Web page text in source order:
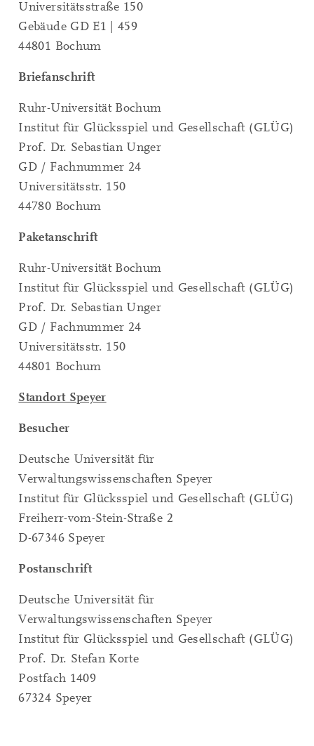
Universitätsstraße 150
Gebäude GD E1 | 459
44801 Bochum
Briefanschrift
Ruhr-Universität Bochum
Institut für Glücksspiel und Gesellschaft (GLÜG)
Prof. Dr. Sebastian Unger
GD / Fachnummer 24
Universitätsstr. 150
44780 Bochum
Paketanschrift
Ruhr-Universität Bochum
Institut für Glücksspiel und Gesellschaft (GLÜG)
Prof. Dr. Sebastian Unger
GD / Fachnummer 24
Universitätsstr. 150
44801 Bochum
Standort Speyer
Besucher
Deutsche Universität für
Verwaltungswissenschaften Speyer
Institut für Glücksspiel und Gesellschaft (GLÜG)
Freiherr-vom-Stein-Straße 2
D-67346 Speyer
Postanschrift
Deutsche Universität für
Verwaltungswissenschaften Speyer
Institut für Glücksspiel und Gesellschaft (GLÜG)
Prof. Dr. Stefan Korte
Postfach 1409
67324 Speyer